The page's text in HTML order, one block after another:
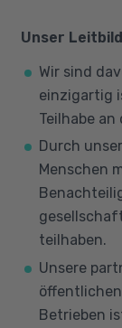
Unser
Wir sind
einzigartig
Teilhabe
Durch
Menschen
teilhaben.
Unsere
Betrieben